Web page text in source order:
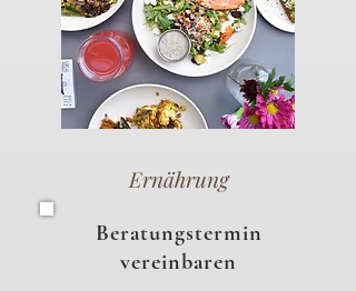
Ernährung
Beratungstermin
vereinbaren